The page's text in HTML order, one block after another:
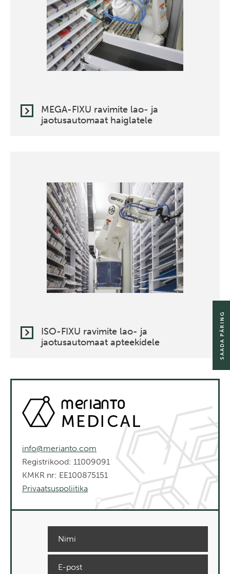
MEGA-FIXU ravimite lao- ja
jaotusautomaat haiglatele
ISO-FIXU ravimite lao- ja
jaotusautomaat apteekidele
info@merianto.com
Registrikood: 11009091
KMKR nr: EE100875151
Privaatsuspoliitika
SAADA PÄRING